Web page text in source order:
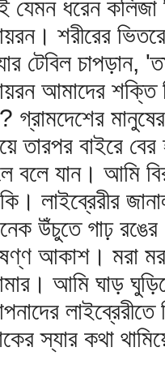
যেমন ধরেন কলিজা
শরীরের
টেবিল চাপড়ান,
আমাদের শক্তি
গ্রামদেশের
তারপর বাইরে
বলে যান। আমি
লাইব্রেরীর
উঁচুতে গাঢ় রঙের
আকাশ। মরা
আমি ঘাড়
লাইব্রেরীতে
স্যার কথা